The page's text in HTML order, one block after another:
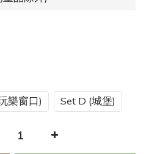
樂窗口) Set D (城堡)